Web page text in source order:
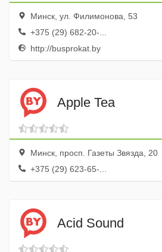
Минск, ул. Филимонова, 53
+375 (29) 682-20-...
http://busprokat.by
Apple Tea
Минск, просп. Газеты Звязда, 20
+375 (29) 623-65-...
Acid Sound